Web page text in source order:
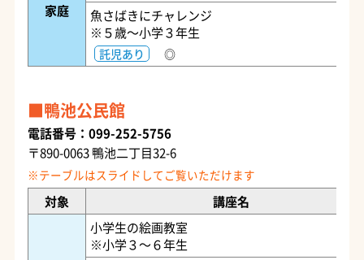
家庭
魚さばきにチャレンジ
※５歳～小学３年生
託児あり ◎
鴨池公民館
電話番号：099-252-5756
〒890-0063 鴨池二丁目32-6
対象 講座名
小学生の絵画教室
※小学３～６年生